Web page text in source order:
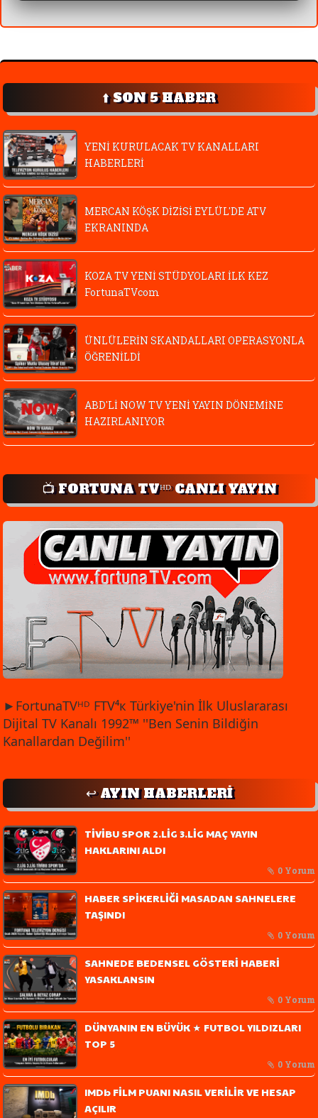
⬆️ SON 5 HABER
YENİ KURULACAK TV KANALLARI
HABERLERİ
MERCAN KÖŞK DİZİSİ EYLÜL'DE ATV
EKRANINDA
KOZA TV YENİ STÜDYOLARI İLK KEZ
FortunaTVcom
ÜNLÜLERİN SKANDALLARI OPERASYONLA
ÖĞRENİLDİ
ABD'Lİ NOW TV YENİ YAYIN DÖNEMİNE
HAZIRLANIYOR
📺 FORTUNA TVᴴᴰ CANLI YAYIN
►FortunaTVᴴᴰ FTV⁴к Türkiye'nin İlk Uluslararası
Dijital TV Kanalı 1992™ ''Ben Senin Bildiğin
Kanallardan Değilim''
↩️ AYIN HABERLERİ
TİVİBU SPOR 2.LİG 3.LİG MAÇ YAYIN
HAKLARINI ALDI
0 Yorum
HABER SPİKERLİĞİ MASADAN SAHNELERE
TAŞINDI
0 Yorum
SAHNEDE BEDENSEL GÖSTERİ HABERİ
YASAKLANSIN
0 Yorum
DÜNYANIN EN BÜYÜK ★ FUTBOL YILDIZLARI
TOP 5
0 Yorum
IMDb FİLM PUANI NASIL VERİLİR VE HESAP
AÇILIR